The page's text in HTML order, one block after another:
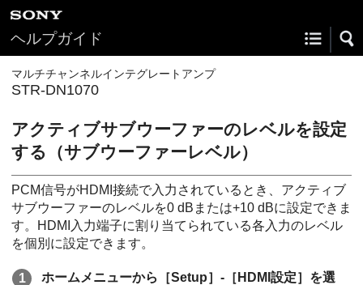
ヘルプガイド
マルチチャンネルインテグレートアンプ
STR-DN1070
アクティブサブウーファーのレベルを設定
する（サブウーファーレベル）
PCM信号がHDMI接続で入力されているとき、アクティブ
サブウーファーのレベルを0 dBまたは+10 dBに設定できま
す。HDMI入力端子に割り当てられている各入力のレベル
を個別に設定できます。
ホームメニューから［Setup］-［ HDMI設定］を選